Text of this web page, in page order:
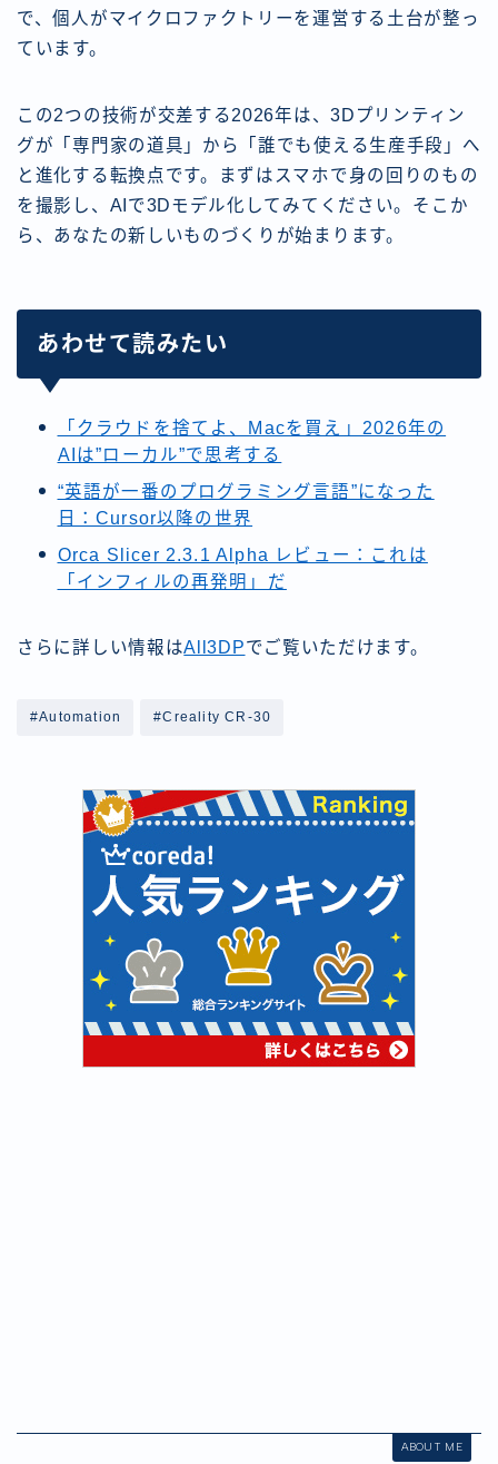
で、個人がマイクロファクトリーを運営する土台が整っ
ています。
この2つの技術が交差する2026年は、3Dプリンティン
グが「専門家の道具」から「誰でも使える生産手段」へ
と進化する転換点です。まずはスマホで身の回りのもの
を撮影し、AIで3Dモデル化してみてください。そこか
ら、あなたの新しいものづくりが始まります。
あわせて読みたい
「クラウドを捨てよ、Macを買え」2026年の
AIは”ローカル”で思考する
“英語が一番のプログラミング言語”になった
日：Cursor以降の世界
Orca Slicer 2.3.1 Alpha レビュー：これは
「インフィルの再発明」だ
さらに詳しい情報はAll3DPでご覧いただけます。
#Automation #Creality CR-30
ABOUT ME